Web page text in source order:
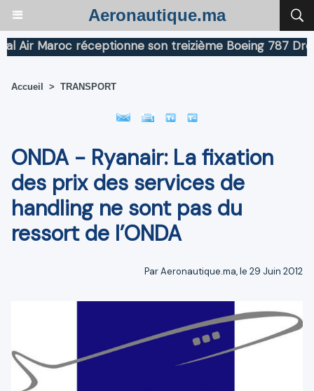
Aeronautique.ma
Maroc réceptionne son treizième Boeing 787
Accueil > TRANSPORT
ONDA - Ryanair: La fixation
des prix des services de
handling ne sont pas du
ressort de l’ONDA
Par Aeronautique.ma, le 29 Juin 2012